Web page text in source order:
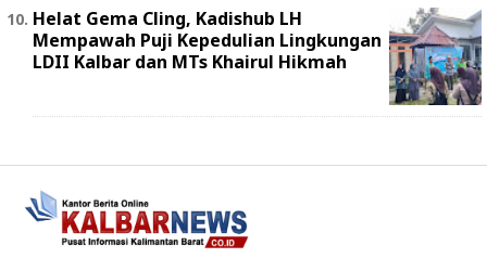
Helat Gema Cling, Kadishub LH
Mempawah Puji Kepedulian Lingkungan
LDII Kalbar dan MTs Khairul Hikmah